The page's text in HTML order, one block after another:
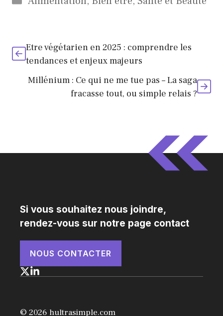
enjeux majeurs
Etre végétarien en 2025 : comprendre les
tendances et enjeux majeurs
Millénium : Ce qui ne me tue pas – La saga
fracasse tout, ou simple relais ?
Si vous souhaitez nous joindre,
rendez-vous sur notre page contact
NOUS CONTACTER
© 2026 hultrasimple.com